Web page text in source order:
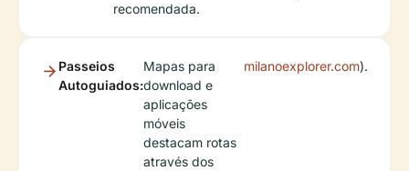
recomendada.
Passeios
Autoguiados:
Mapas para
download e
aplicações
móveis
destacam rotas
através dos
milanoexplorer.com).